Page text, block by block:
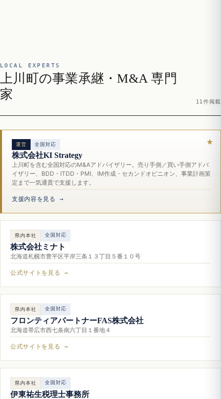
LOCAL EXPERTS
上川町の事業承継・M&A 専門
家
11件掲載
運営 全国対応
株式会社KI Strategy
上川町を含む全国対応のM&Aアドバイザリー。売り手側／買い手側アドバ
イザリー、BDD・ITDD・PMI、IM作成・セカンドオピニオン、事業計画策
定まで一気通貫で支援します。
支援内容を見る →
県内本社 全国対応
株式会社ミナト
北海道札幌市豊平区平岸三条１３丁目５番１０号
公式サイトを見る →
県内本社 全国対応
フロンティアパートナーFAS株式会社
北海道帯広市西七条南六丁目１番地４
公式サイトを見る →
県内本社 全国対応
伊東祐生税理士事務所